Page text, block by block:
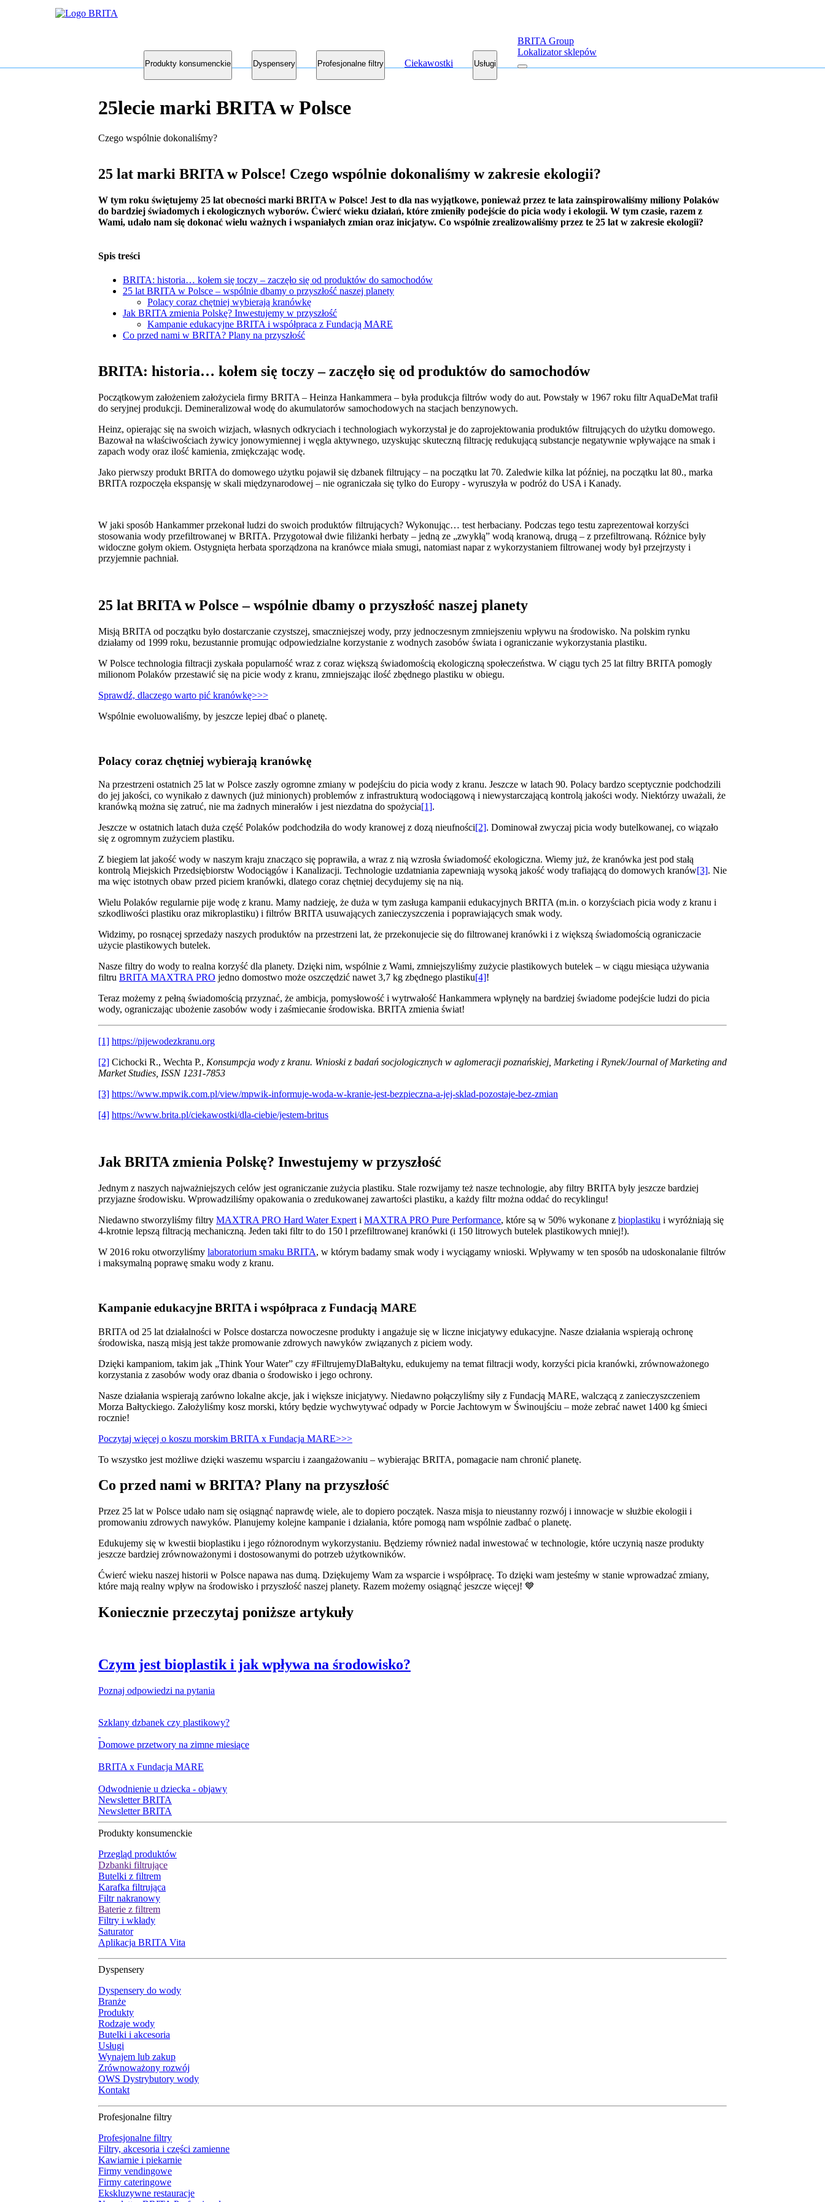
Produkty konsumenckie Dyspensery Profesjonalne filtry Ciekawostki Usługi
BRITA Group
Lokalizator sklepów
25lecie marki BRITA w Polsce
Czego wspólnie dokonaliśmy?
25 lat marki BRITA w Polsce! Czego wspólnie dokonaliśmy w zakresie ekologii?
W tym roku świętujemy 25 lat obecności marki BRITA w Polsce! Jest to dla nas wyjątkowe, ponieważ przez te lata zainspirowaliśmy miliony Polaków
do bardziej świadomych i ekologicznych wyborów. Ćwierć wieku działań, które zmieniły podejście do picia wody i ekologii. W tym czasie, razem z
Wami, udało nam się dokonać wielu ważnych i wspaniałych zmian oraz inicjatyw. Co wspólnie zrealizowaliśmy przez te 25 lat w zakresie ekologii?
Spis treści
BRITA: historia… kołem się toczy – zaczęło się od produktów do samochodów
25 lat BRITA w Polsce – wspólnie dbamy o przyszłość naszej planety
Polacy coraz chętniej wybierają kranówkę
Jak BRITA zmienia Polskę? Inwestujemy w przyszłość
Kampanie edukacyjne BRITA i współpraca z Fundacją MARE
Co przed nami w BRITA? Plany na przyszłość
BRITA: historia… kołem się toczy – zaczęło się od produktów do samochodów
Początkowym założeniem założyciela firmy BRITA – Heinza Hankammera – była produkcja filtrów wody do aut. Powstały w 1967 roku filtr AquaDeMat trafił
do seryjnej produkcji. Demineralizował wodę do akumulatorów samochodowych na stacjach benzynowych.
Heinz, opierając się na swoich wizjach, własnych odkryciach i technologiach wykorzystał je do zaprojektowania produktów filtrujących do użytku domowego.
Bazował na właściwościach żywicy jonowymiennej i węgla aktywnego, uzyskując skuteczną filtrację redukującą substancje negatywnie wpływające na smak i
zapach wody oraz ilość kamienia, zmiękczając wodę.
Jako pierwszy produkt BRITA do domowego użytku pojawił się dzbanek filtrujący – na początku lat 70. Zaledwie kilka lat później, na początku lat 80., marka
BRITA rozpoczęła ekspansję w skali międzynarodowej – nie ograniczała się tylko do Europy - wyruszyła w podróż do USA i Kanady.
W jaki sposób Hankammer przekonał ludzi do swoich produktów filtrujących? Wykonując… test herbaciany. Podczas tego testu zaprezentował korzyści
stosowania wody przefiltrowanej w BRITA. Przygotował dwie filiżanki herbaty – jedną ze „zwykłą” wodą kranową, drugą – z przefiltrowaną. Różnice były
widoczne gołym okiem. Ostygnięta herbata sporządzona na kranówce miała smugi, natomiast napar z wykorzystaniem filtrowanej wody był przejrzysty i
przyjemnie pachniał.
25 lat BRITA w Polsce – wspólnie dbamy o przyszłość naszej planety
Misją BRITA od początku było dostarczanie czystszej, smaczniejszej wody, przy jednoczesnym zmniejszeniu wpływu na środowisko. Na polskim rynku
działamy od 1999 roku, bezustannie promując odpowiedzialne korzystanie z wodnych zasobów świata i ograniczanie wykorzystania plastiku.
W Polsce technologia filtracji zyskała popularność wraz z coraz większą świadomością ekologiczną społeczeństwa. W ciągu tych 25 lat filtry BRITA pomogły
milionom Polaków przestawić się na picie wody z kranu, zmniejszając ilość zbędnego plastiku w obiegu.
Sprawdź, dlaczego warto pić kranówkę>>>
Wspólnie ewoluowaliśmy, by jeszcze lepiej dbać o planetę.
Polacy coraz chętniej wybierają kranówkę
Na przestrzeni ostatnich 25 lat w Polsce zaszły ogromne zmiany w podejściu do picia wody z kranu. Jeszcze w latach 90. Polacy bardzo sceptycznie podchodzili
do jej jakości, co wynikało z dawnych (już minionych) problemów z infrastrukturą wodociągową i niewystarczającą kontrolą jakości wody. Niektórzy uważali, że
kranówką można się zatruć, nie ma żadnych minerałów i jest niezdatna do spożycia[1].
Jeszcze w ostatnich latach duża część Polaków podchodziła do wody kranowej z dozą nieufności[2]. Dominował zwyczaj picia wody butelkowanej, co wiązało
się z ogromnym zużyciem plastiku.
Z biegiem lat jakość wody w naszym kraju znacząco się poprawiła, a wraz z nią wzrosła świadomość ekologiczna. Wiemy już, że kranówka jest pod stałą
kontrolą Miejskich Przedsiębiorstw Wodociągów i Kanalizacji. Technologie uzdatniania zapewniają wysoką jakość wody trafiającą do domowych kranów[3]. Nie
ma więc istotnych obaw przed piciem kranówki, dlatego coraz chętniej decydujemy się na nią.
Wielu Polaków regularnie pije wodę z kranu. Mamy nadzieję, że duża w tym zasługa kampanii edukacyjnych BRITA (m.in. o korzyściach picia wody z kranu i
szkodliwości plastiku oraz mikroplastiku) i filtrów BRITA usuwających zanieczyszczenia i poprawiających smak wody.
Widzimy, po rosnącej sprzedaży naszych produktów na przestrzeni lat, że przekonujecie się do filtrowanej kranówki i z większą świadomością ograniczacie
użycie plastikowych butelek.
Nasze filtry do wody to realna korzyść dla planety. Dzięki nim, wspólnie z Wami, zmniejszyliśmy zużycie plastikowych butelek – w ciągu miesiąca używania
filtru BRITA MAXTRA PRO jedno domostwo może oszczędzić nawet 3,7 kg zbędnego plastiku[4]!
Teraz możemy z pełną świadomością przyznać, że ambicja, pomysłowość i wytrwałość Hankammera wpłynęły na bardziej świadome podejście ludzi do picia
wody, ograniczając ubożenie zasobów wody i zaśmiecanie środowiska. BRITA zmienia świat!
[1] https://pijewodezkranu.org
[2] Cichocki R., Wechta P., Konsumpcja wody z kranu. Wnioski z badań socjologicznych w aglomeracji poznańskiej, Marketing i Rynek/Journal of Marketing and
Market Studies, ISSN 1231-7853
[3] https://www.mpwik.com.pl/view/mpwik-informuje-woda-w-kranie-jest-bezpieczna-a-jej-sklad-pozostaje-bez-zmian
[4] https://www.brita.pl/ciekawostki/dla-ciebie/jestem-britus
Jak BRITA zmienia Polskę? Inwestujemy w przyszłość
Jednym z naszych najważniejszych celów jest ograniczanie zużycia plastiku. Stale rozwijamy też nasze technologie, aby filtry BRITA były jeszcze bardziej
przyjazne środowisku. Wprowadziliśmy opakowania o zredukowanej zawartości plastiku, a każdy filtr można oddać do recyklingu!
Niedawno stworzyliśmy filtry MAXTRA PRO Hard Water Expert i MAXTRA PRO Pure Performance, które są w 50% wykonane z bioplastiku i wyróżniają się
4-krotnie lepszą filtracją mechaniczną. Jeden taki filtr to do 150 l przefiltrowanej kranówki (i 150 litrowych butelek plastikowych mniej!).
W 2016 roku otworzyliśmy laboratorium smaku BRITA, w którym badamy smak wody i wyciągamy wnioski. Wpływamy w ten sposób na udoskonalanie filtrów
i maksymalną poprawę smaku wody z kranu.
Kampanie edukacyjne BRITA i współpraca z Fundacją MARE
BRITA od 25 lat działalności w Polsce dostarcza nowoczesne produkty i angażuje się w liczne inicjatywy edukacyjne. Nasze działania wspierają ochronę
środowiska, naszą misją jest także promowanie zdrowych nawyków związanych z piciem wody.
Dzięki kampaniom, takim jak „Think Your Water” czy #FiltrujemyDlaBałtyku, edukujemy na temat filtracji wody, korzyści picia kranówki, zrównoważonego
korzystania z zasobów wody oraz dbania o środowisko i jego ochrony.
Nasze działania wspierają zarówno lokalne akcje, jak i większe inicjatywy. Niedawno połączyliśmy siły z Fundacją MARE, walczącą z zanieczyszczeniem
Morza Bałtyckiego. Założyliśmy kosz morski, który będzie wychwytywać odpady w Porcie Jachtowym w Świnoujściu – może zebrać nawet 1400 kg śmieci
rocznie!
Poczytaj więcej o koszu morskim BRITA x Fundacja MARE>>>
To wszystko jest możliwe dzięki waszemu wsparciu i zaangażowaniu – wybierając BRITA, pomagacie nam chronić planetę.
Co przed nami w BRITA? Plany na przyszłość
Przez 25 lat w Polsce udało nam się osiągnąć naprawdę wiele, ale to dopiero początek. Nasza misja to nieustanny rozwój i innowacje w służbie ekologii i
promowaniu zdrowych nawyków. Planujemy kolejne kampanie i działania, które pomogą nam wspólnie zadbać o planetę.
Edukujemy się w kwestii bioplastiku i jego różnorodnym wykorzystaniu. Będziemy również nadal inwestować w technologie, które uczynią nasze produkty
jeszcze bardziej zrównoważonymi i dostosowanymi do potrzeb użytkowników.
Ćwierć wieku naszej historii w Polsce napawa nas dumą. Dziękujemy Wam za wsparcie i współpracę. To dzięki wam jesteśmy w stanie wprowadzać zmiany,
które mają realny wpływ na środowisko i przyszłość naszej planety. Razem możemy osiągnąć jeszcze więcej! 💙
Koniecznie przeczytaj poniższe artykuły
Czym jest bioplastik i jak wpływa na środowisko?
Poznaj odpowiedzi na pytania
Szklany dzbanek czy plastikowy?
Domowe przetwory na zimne miesiące
BRITA x Fundacja MARE
Odwodnienie u dziecka - objawy
Newsletter BRITA
Newsletter BRITA
Produkty konsumenckie
Przegląd produktów
Dzbanki filtrujące
Butelki z filtrem
Karafka filtrująca
Filtr nakranowy
Baterie z filtrem
Filtry i wkłady
Saturator
Aplikacja BRITA Vita
Dyspensery
Dyspensery do wody
Branże
Produkty
Rodzaje wody
Butelki i akcesoria
Usługi
Wynajem lub zakup
Zrównoważony rozwój
OWS Dystrybutory wody
Kontakt
Profesjonalne filtry
Profesjonalne filtry
Filtry, akcesoria i części zamienne
Kawiarnie i piekarnie
Firmy vendingowe
Firmy cateringowe
Ekskluzywne restauracje